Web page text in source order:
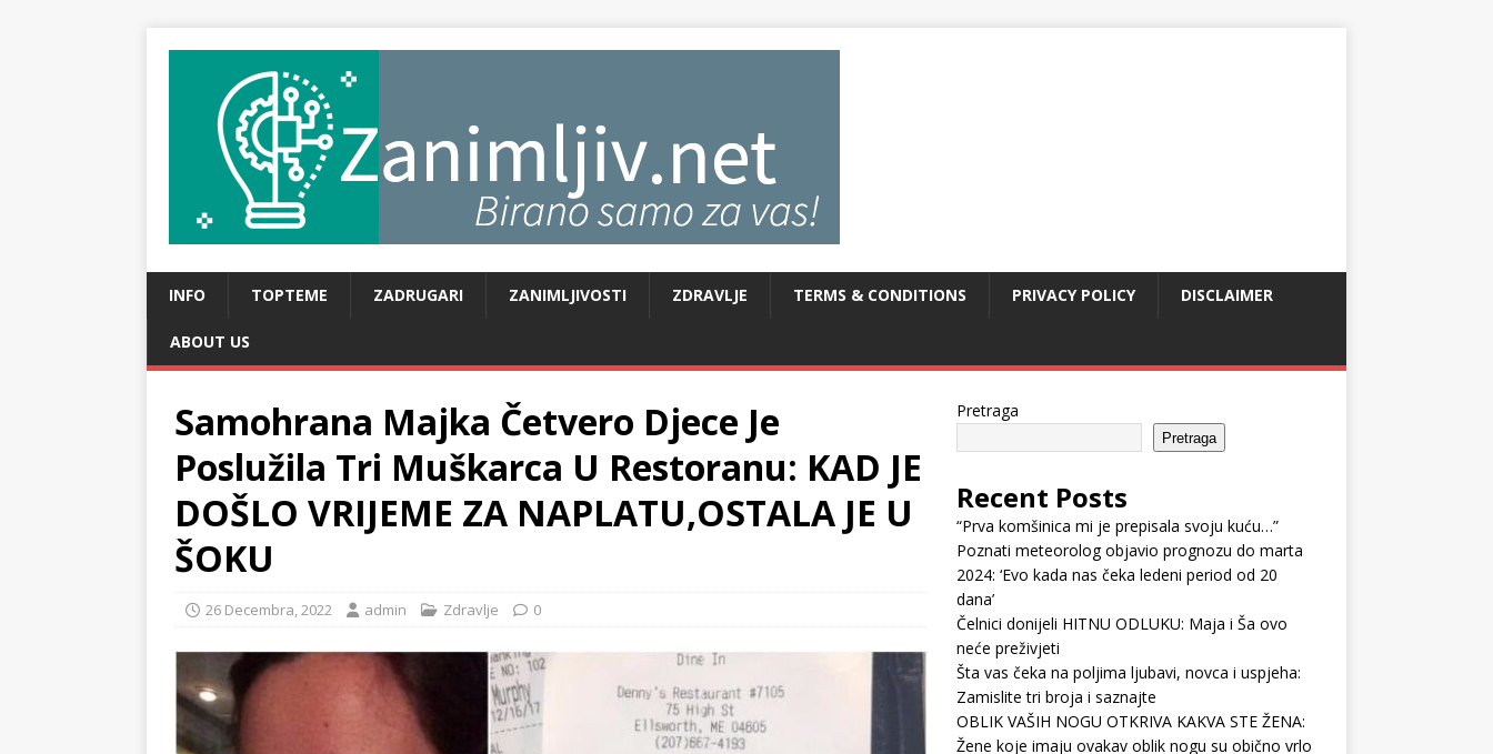
INFO TOPTEME ZADRUGARI ZANIMLJIVOSTI ZDRAVLJE TERMS & CONDITIONS PRIVACY POLICY DISCLAIMER
ABOUT US
Samohrana Majka Četvero Djece Je
Poslužila Tri Muškarca U Restoranu: KAD JE
DOŠLO VRIJEME ZA NAPLATU,OSTALA JE U
ŠOKU
26 Decembra, 2022 admin Zdravlje 0
Pretraga
Pretraga
Recent Posts
“Prva komšinica mi je prepisala svoju kuću…”
Poznati meteorolog objavio prognozu do marta
2024: ‘Evo kada nas čeka ledeni period od 20
dana’
Čelnici donijeli HITNU ODLUKU: Maja i Ša ovo
neće preživjeti
Šta vas čeka na poljima ljubavi, novca i uspjeha:
Zamislite tri broja i saznajte
OBLIK VAŠIH NOGU OTKRIVA KAKVA STE ŽENA:
Žene koje imaju ovakav oblik nogu su obično vrlo